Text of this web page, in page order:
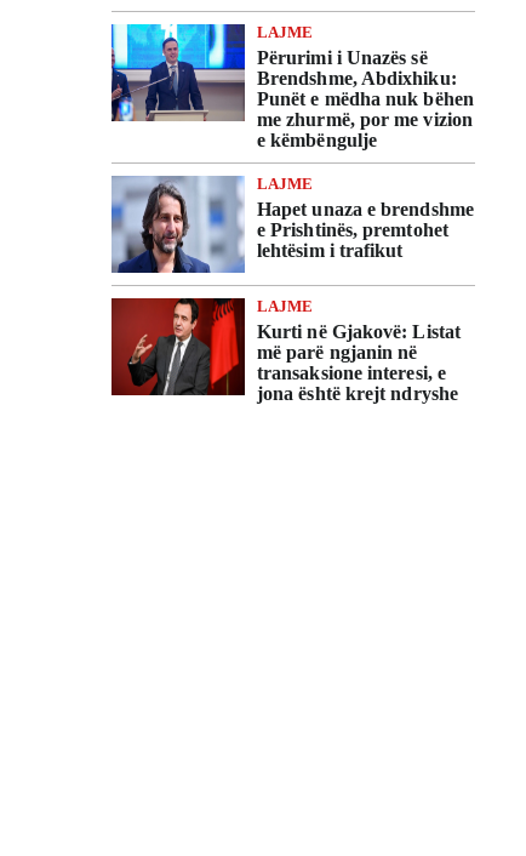
LAJME
Përurimi i Unazës së
Brendshme, Abdixhiku:
Punët e mëdha nuk bëhen
me zhurmë, por me vizion
e këmbëngulje
LAJME
Hapet unaza e brendshme
e Prishtinës, premtohet
lehtësim i trafikut
LAJME
Kurti në Gjakovë: Listat
më parë ngjanin në
transaksione interesi, e
jona është krejt ndryshe